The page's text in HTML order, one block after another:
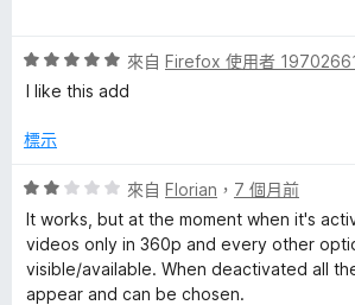
分
，
分
分
評
價
分
滿
分
分
來自 Firefox 使用者
I like this add
標示
評
價
2
分
，
來自 Florian ， 7 個月前
It works, but at the moment when it's
videos only in 360p and every other
visible/available. When deactivated all
appear and can be chosen.